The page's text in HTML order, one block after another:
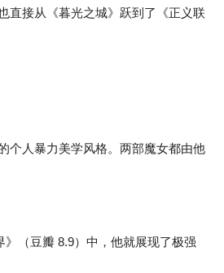
直接从《暮光之城》跃到了《正义联
个人暴力美学风格。两部魔女都由他
》（豆瓣 8.9）中，他就展现了极强